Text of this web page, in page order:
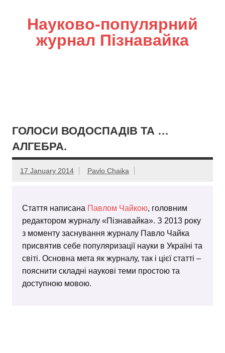
Науково-популярний
журнал Пізнавайка
ГОЛОСИ ВОДОСПАДІВ ТА …
АЛГЕБРА.
17 January 2014 Pavlo Chaika
Стаття написана Павлом Чайкою, головним
редактором журналу «Пізнавайка». З 2013 року
з моменту заснування журналу Павло Чайка
присвятив себе популяризації науки в Україні та
світі. Основна мета як журналу, так і цієї статті –
пояснити складні наукові теми простою та
доступною мовою.